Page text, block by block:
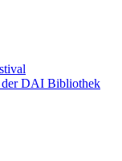
der DAI Bibliothek